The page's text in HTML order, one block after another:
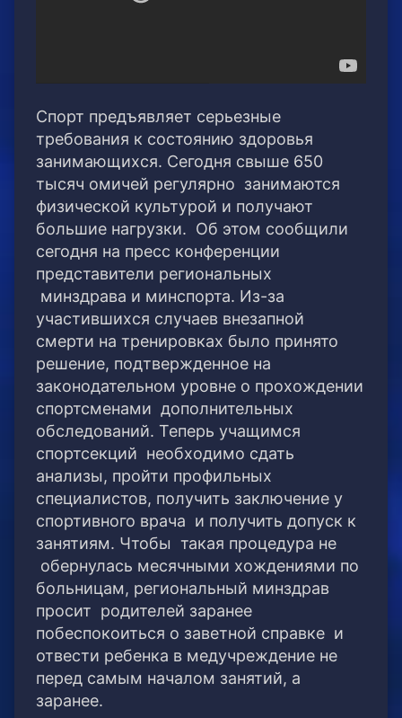
Спорт предъявляет серьезные
требования к состоянию здоровья
занимающихся. Сегодня свыше 650
тысяч омичей регулярно занимаются
физической культурой и получают
большие нагрузки. Об этом сообщили
сегодня на пресс конференции
представители региональных
минздрава и минспорта. Из-за
участившихся случаев внезапной
смерти на тренировках было принято
решение, подтвержденное на
законодательном уровне о прохождении
спортсменами дополнительных
обследований. Теперь учащимся
спортсекций необходимо сдать
анализы, пройти профильных
специалистов, получить заключение у
спортивного врача и получить допуск к
занятиям. Чтобы такая процедура не
обернулась месячными хождениями по
больницам, региональный минздрав
просит родителей заранее
побеспокоиться о заветной справке и
отвести ребенка в медучреждение не
перед самым началом занятий, а
заранее.